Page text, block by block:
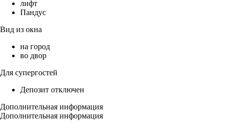
лифт
Пандус
Вид из окна
на город
во двор
Для супергостей
Депозит отключен
Дополнительная информация
Дополнительная информация